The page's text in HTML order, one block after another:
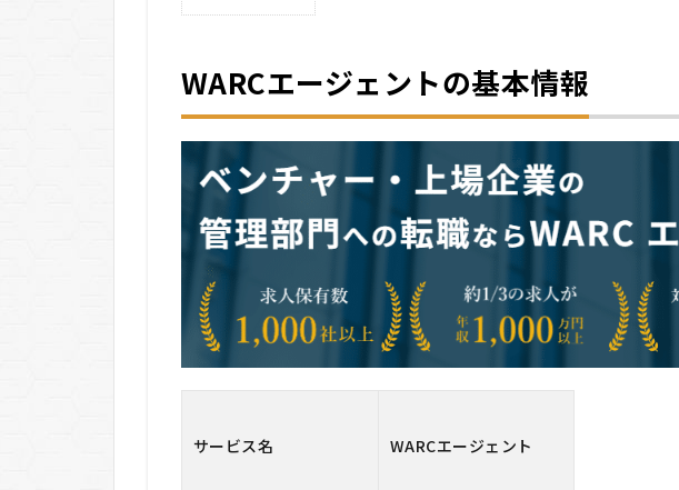
WARC
ント
1.1
管理
部門
た求
1.2
WARCエージェントの基本情報
サービス名 WARCエージェント